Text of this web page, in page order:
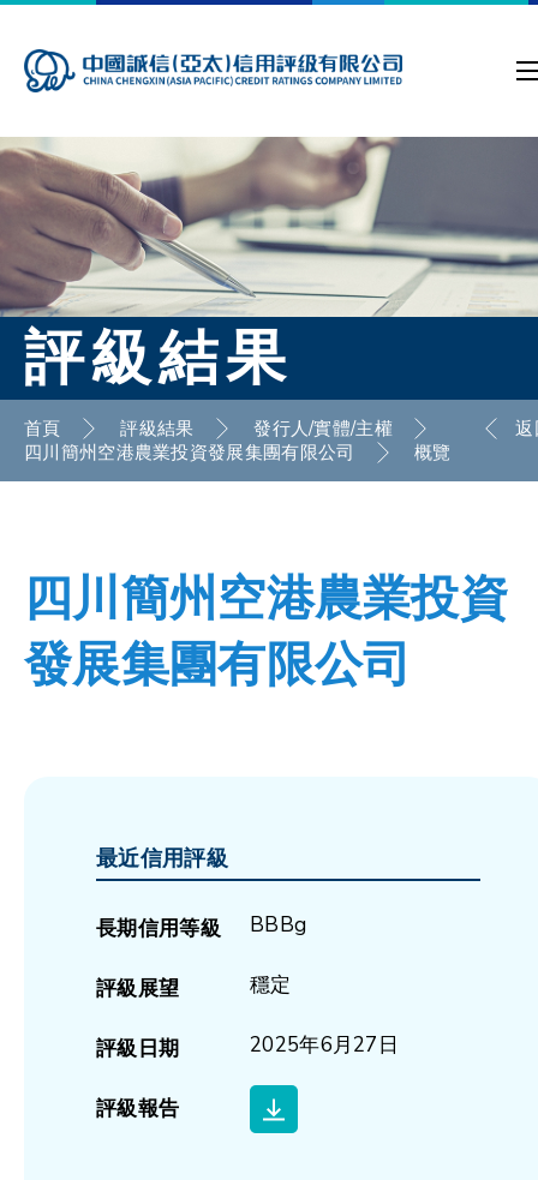
評級結果
首頁 評級結果
發行人/實體/主權
四川簡州空港農業投資發展集團有限公司
概覽
四川簡州空港農業投資
發展集團有限公司
最近信用評級
長期信用等級 BBBg
評級展望 穩定
評級日期 2025年6月27日
評級報告